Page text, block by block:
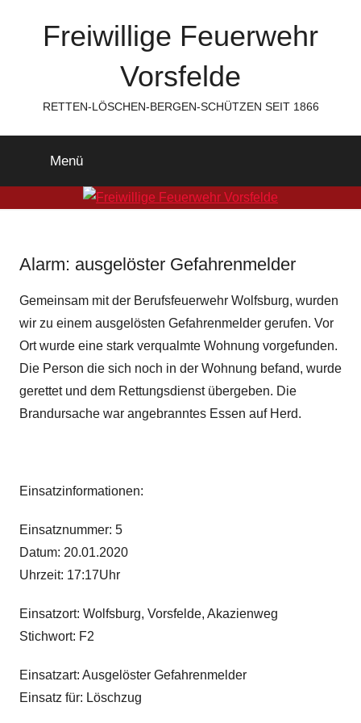
Freiwillige Feuerwehr
Vorsfelde
RETTEN-LÖSCHEN-BERGEN-SCHÜTZEN SEIT 1866
Menü
Alarm: ausgelöster Gefahrenmelder
Gemeinsam mit der Berufsfeuerwehr Wolfsburg, wurden
wir zu einem ausgelösten Gefahrenmelder gerufen. Vor
Ort wurde eine stark verqualmte Wohnung vorgefunden.
Die Person die sich noch in der Wohnung befand, wurde
gerettet und dem Rettungsdienst übergeben. Die
Brandursache war angebranntes Essen auf Herd.
Einsatzinformationen:
Einsatznummer: 5
Datum: 20.01.2020
Uhrzeit: 17:17Uhr
Einsatzort: Wolfsburg, Vorsfelde, Akazienweg
Stichwort: F2
Einsatzart: Ausgelöster Gefahrenmelder
Einsatz für: Löschzug